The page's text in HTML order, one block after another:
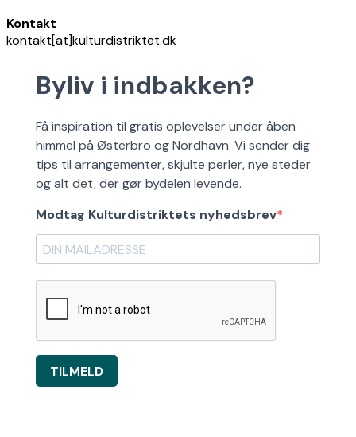
Kontakt
kontakt[at]kulturdistriktet.dk
Byliv i indbakken?
Få inspiration til gratis oplevelser under åben
himmel på Østerbro og Nordhavn. Vi sender dig
tips til arrangementer, skjulte perler, nye steder
og alt det, der gør bydelen levende.
Modtag Kulturdistriktets nyhedsbrev
TILMELD